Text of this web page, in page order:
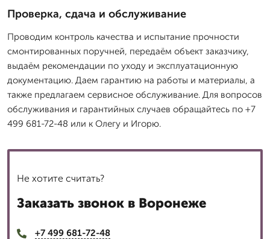
Проверка, сдача и обслуживание
Проводим контроль качества и испытание прочности
смонтированных поручней, передаём объект заказчику,
выдаём рекомендации по уходу и эксплуатационную
документацию. Даем гарантию на работы и материалы, а
также предлагаем сервисное обслуживание. Для вопросов
обслуживания и гарантийных случаев обращайтесь по +7
499 681-72-48 или к Олегу и Игорю.
Не хотите считать?
Заказать звонок в Воронеже
+7 499 681-72-48